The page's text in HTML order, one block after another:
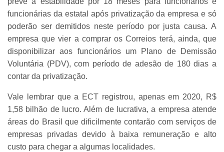
funcionárias da estatal após privatização da empresa e só
poderão ser demitidos neste período por justa causa. A
empresa que vier a comprar os Correios terá, ainda, que
disponibilizar aos funcionários um Plano de Demissão
Voluntária (PDV), com período de adesão de 180 dias a
contar da privatização.
Vale lembrar que a ECT registrou, apenas em 2020, R$
1,58 bilhão de lucro. Além de lucrativa, a empresa atende
áreas do Brasil que dificilmente contarão com serviços de
empresas privadas devido à baixa remuneração e alto
custo para chegar a algumas localidades.